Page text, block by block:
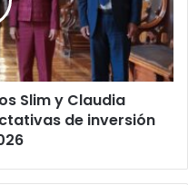
Slim y Claudia
de inversión